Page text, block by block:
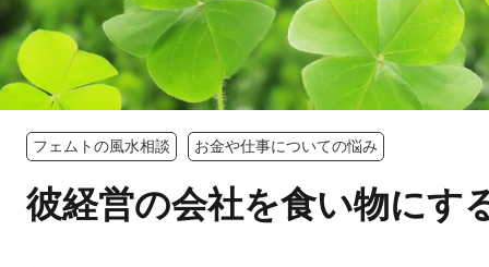
フェムトの風水相談 お金や仕事についての悩み
彼経営の会社を食い物にす